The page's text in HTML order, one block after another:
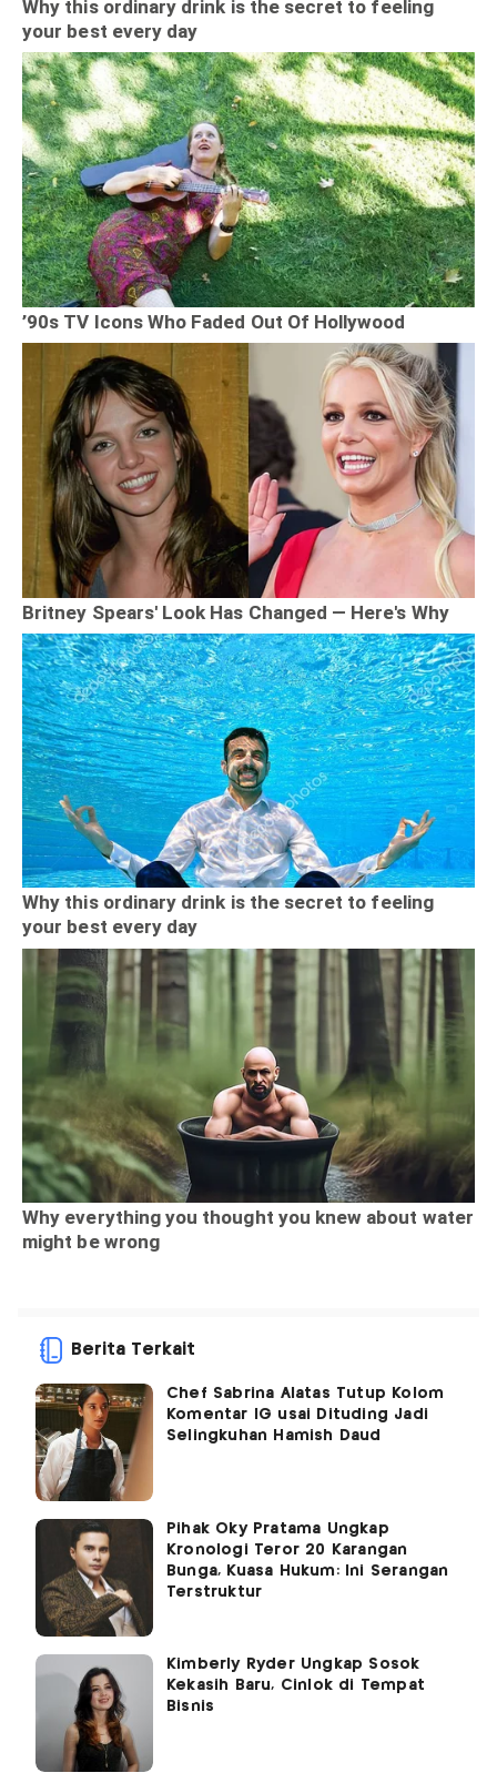
Berita Terkait
Chef Sabrina Alatas Tutup Kolom
Komentar IG usai Dituding Jadi
Selingkuhan Hamish Daud
Pihak Oky Pratama Ungkap
Kronologi Teror 20 Karangan
Bunga, Kuasa Hukum: Ini Serangan
Terstruktur
Kimberly Ryder Ungkap Sosok
Kekasih Baru, Cinlok di Tempat
Bisnis